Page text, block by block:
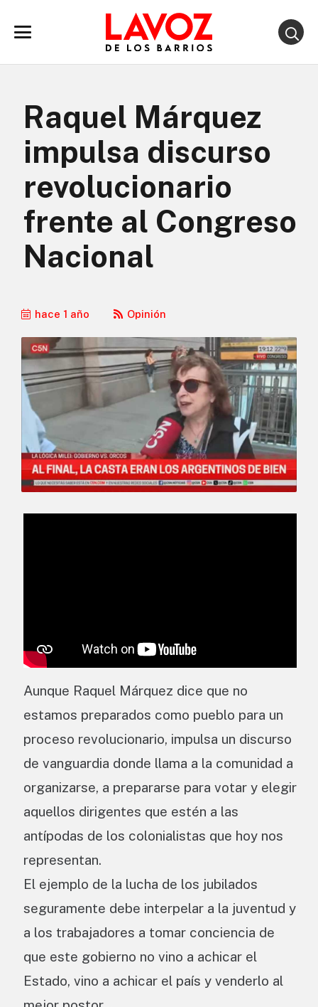
Raquel Márquez
impulsa discurso
revolucionario
frente al Congreso
Nacional
hace 1 año Opinión
Aunque Raquel Márquez dice que no
estamos preparados como pueblo para un
proceso revolucionario, impulsa un discurso
de vanguardia donde llama a la comunidad a
organizarse, a prepararse para votar y elegir
aquellos dirigentes que estén a las
antípodas de los colonialistas que hoy nos
representan.
El ejemplo de la lucha de los jubilados
seguramente debe interpelar a la juventud y
a los trabajadores a tomar conciencia de
que este gobierno no vino a achicar el
Estado, vino a achicar el país y venderlo al